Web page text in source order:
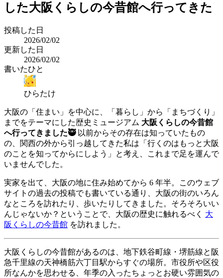
した大阪くらしの今昔館へ行ってきた
投稿した日
2026/02/02
更新した日
2026/02/02
書いたひと
ひらたけ
大阪の「住まい」を中心に、「暮らし」から「まちづくり」
までをテーマにした歴史ミュージアム 大阪くらしの今昔館
へ行ってきました🥷以前からその存在は知っていたもの
の、関西の外から引っ越してきた私は「行くのはもっと大阪
のことを知ってからにしよう」と考え、これまで足を運んで
いませんでした。
実家を出て、大阪の地に住み始めてから 6 年半。このウェブ
サイトの過去の投稿でも書いている通り、大阪の街のいろん
なところを訪れたり、歩いたりしてきました。そろそろいい
んじゃないか？ということで、大阪の歴史に触れるべく 大
阪くらしの今昔館 を訪れました。
大阪くらしの今昔館があるのは、地下鉄谷町線・堺筋線と阪
急千里線の天神橋筋六丁目駅からすぐの場所。市役所や区役
所なんかを思わせる、年季の入ったちょっとお硬い雰囲気の